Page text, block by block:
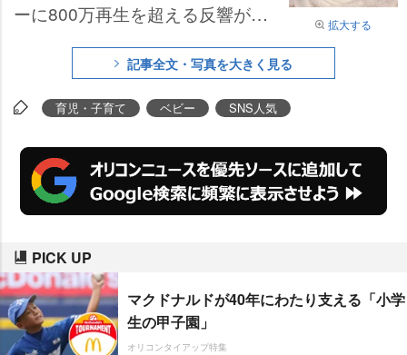
拡大する
ーに800万再生を超える反響があ
こんなに鼻が高いんですね」「骨
格が異次元!」「もうイケメンやな
いか!!」など驚きの声が寄せられ
ている。投稿者のママに話を聞い
た。
記事全文・写真を大きく見る
育児・子育て ベビー SNS人気
PICK UP
マクドナルドが40年にわたり支える「小学
生の甲子園」
オリコンタイアップ特集